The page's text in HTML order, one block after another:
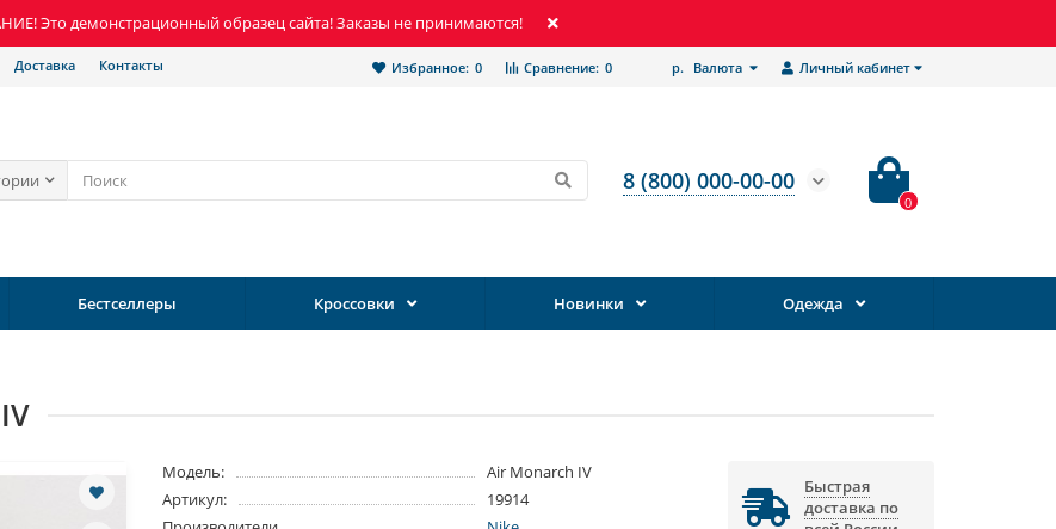
Это демонстрационный образец сайта! Заказы не принимаются!
Личный кабинет
р. Валюта
Сравнение: 0
Избранное: 0
Доставка Контакты
8 (800) 000-00-00
0
Бестселлеры Кроссовки Новинки Одежда
Модель:
Air Monarch IV
Артикул:
19914
Быстрая
доставка по